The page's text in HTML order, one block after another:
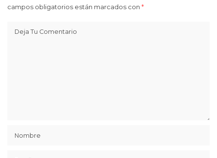
campos obligatorios están marcados con *